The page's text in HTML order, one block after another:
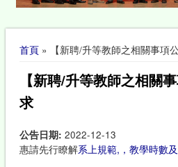
您在這裡
首頁» 【新聘/升等教師之相關事項
【新聘/升等教師之相關
求
公告日期: 2022-12-13
惠請先行瞭解系上規範,，教學時數